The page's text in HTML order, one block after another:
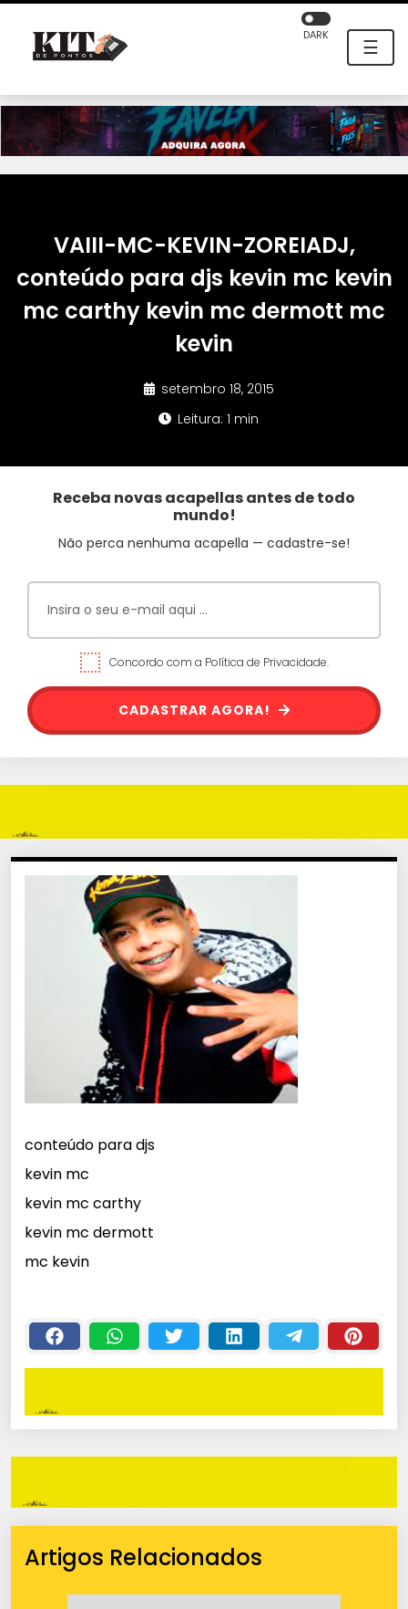
☰
DARK
VAIII-MC-KEVIN-ZOREIADJ,
conteúdo para djs kevin mc kevin
mc carthy kevin mc dermott mc
kevin
setembro 18, 2015
Leitura: 1 min
Receba novas acapellas antes de todo
mundo!
Não perca nenhuma acapella — cadastre-se!
Concordo com a Política de Privacidade.
CADASTRAR AGORA!
conteúdo para djs
kevin mc
kevin mc carthy
kevin mc dermott
mc kevin
Artigos Relacionados